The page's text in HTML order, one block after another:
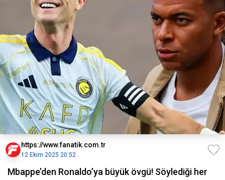
https://www.fanatik.com.tr
12 Ekim 2025 20:52
Mbappe’den Ronaldo’ya büyük övgü! Söylediği her